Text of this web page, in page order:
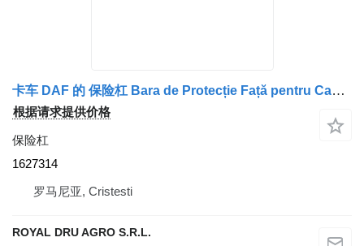
卡车 DAF 的 保险杠 Bara de Protecție Față pentru Camion 1627314
根据请求提供价格
保险杠
1627314
罗马尼亚, Cristesti
ROYAL DRU AGRO S.R.L.